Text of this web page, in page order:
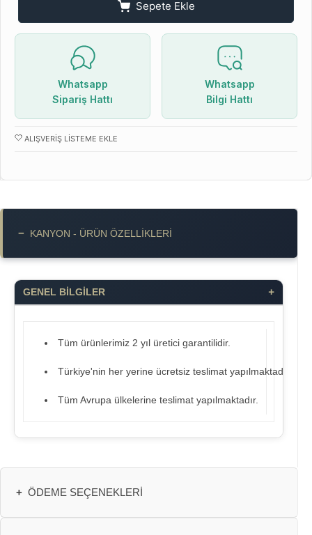
Sepete Ekle
Whatsapp
Sipariş Hattı
Whatsapp
Bilgi Hattı
ALIŞVERIŞ LISTEME EKLE
− KANYON - ÜRÜN ÖZELLIKLERI
GENEL BİLGİLER +
Tüm ürünlerimiz 2 yıl üretici garantilidir.
Türkiye'nin her yerine ücretsiz teslimat yapılmaktadır.
Tüm Avrupa ülkelerine teslimat yapılmaktadır.
+ ÖDEME SEÇENEKLERI